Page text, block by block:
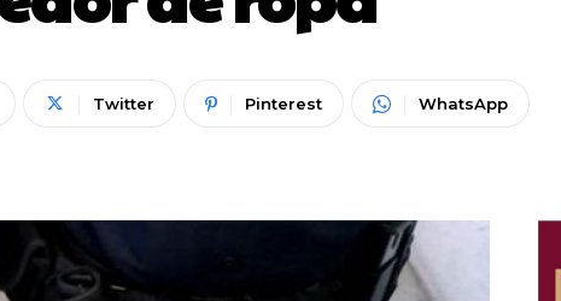
Twitter Pinterest WhatsApp